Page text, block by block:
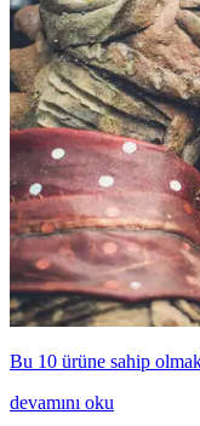
Bu 10 ürüne sahip
devamını oku